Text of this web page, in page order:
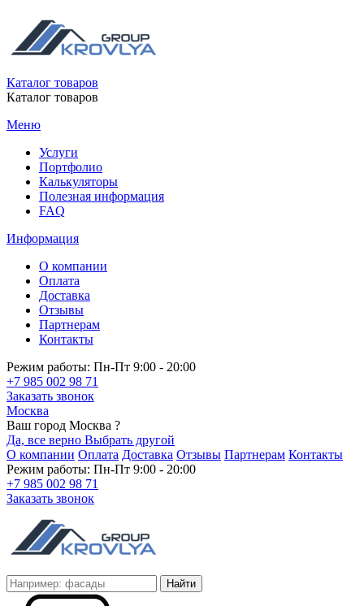
Каталог товаров
Каталог товаров
Меню
Услуги
Портфолио
Калькуляторы
Полезная информация
FAQ
Информация
О компании
Оплата
Доставка
Отзывы
Партнерам
Контакты
Режим работы: Пн-Пт 9:00 - 20:00
+7 985 002 98 71
Заказать звонок
Москва
Ваш город Москва ?
Да, все верно Выбрать другой
О компании Оплата Доставка Отзывы Партнерам Контакты
Режим работы: Пн-Пт 9:00 - 20:00
+7 985 002 98 71
Заказать звонок
Найти